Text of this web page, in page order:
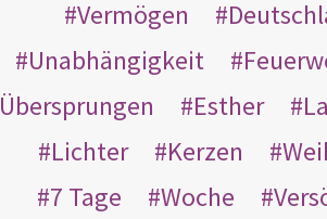
Vermögen
Unabhängigkeit
Übersprungen
Esther
Lichter
Kerzen
7 Tage
Woche